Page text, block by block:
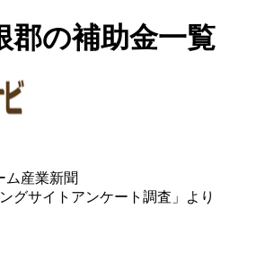
郡の補助金一覧
ム産業新聞
グサイトアンケート調査」より